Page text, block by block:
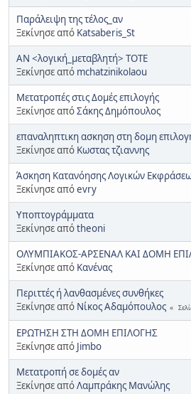
Παράλειψη της τέλος_αν
Ξεκίνησε από Katsaberis_St
ΑΝ <λογική_μεταβλητή> ΤΟΤΕ
Ξεκίνησε από mchatzinikolaou
Mετατροπές στις Δομές επιλογής
Ξεκίνησε απόΣάκης Δημόπουλος
επαναληπτικη ασκηση στη δομη
Ξεκίνησε από Κωστας τζιαννης
Άσκηση Κατανόησης Λογικών
Ξεκίνησε απόevry
Υποπτογράμματα
Ξεκίνησε απόtheoni
ΟΛΥΜΠΙΑΚΟΣ-ΑΡΣΕΝΑΛ ΚΑΙ ΔΟΜΗ
Ξεκίνησε από Κανένας
Περιττές ή λανθασμένες συνθήκες
Ξεκίνησε από Νίκος Αδαμόπουλος
ΕΡΩΤΗΣΗ ΣΤΗ ΔΟΜΗ ΕΠΙΛΟΓΗΣ
Ξεκίνησε από Jimbo
Μετατροπή σε δομές αν
Ξεκίνησε απόΛαμπράκης Μανώλης